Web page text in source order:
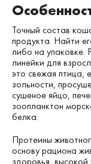
Точный состав
продукта. Найти
либо на упаковке.
линейки для
это свежая птица,
зольности,
сушеное яйцо,
зоопланктон
белка.
Протеины
основу рациона
здоровья,